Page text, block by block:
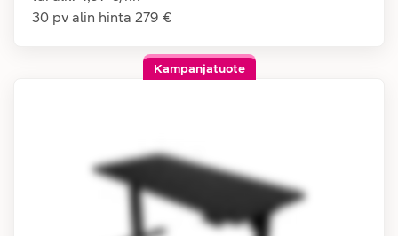
30 pv alin hinta 279 €
Kampanjatuote